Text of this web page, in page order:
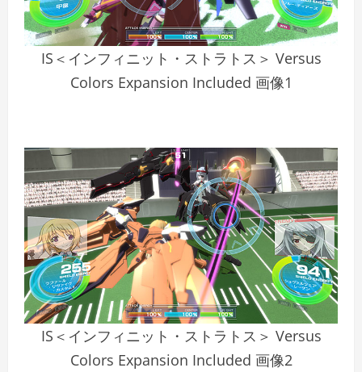
IS＜インフィニット・ストラトス＞ Versus
Colors Expansion Included 画像1
IS＜インフィニット・ストラトス＞ Versus
Colors Expansion Included 画像2